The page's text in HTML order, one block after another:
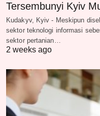
Tersembunyi Kyiv
Kudakyv, Kyiv - Meskipun
sektor teknologi informasi
sektor pertanian…
2 weeks ago